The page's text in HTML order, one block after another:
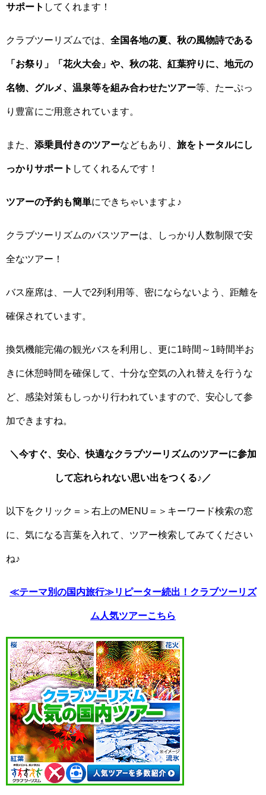
サポート してくれます！
クラブツーリズムでは、 全国各地の夏、秋の風物詩である
「お祭り」「花火大会」や、秋の花、紅葉狩りに、地元の
名物、グルメ、温泉等を組み合わせたツアー等、たーぷっ
り豊富にご用意されています。
また、 添乗員付きのツアーなどもあり、 旅をトータルにし
っかりサポート してくれるんです！
ツアーの予約も簡単にできちゃいますよ♪
クラブツーリズムのバスツアーは、しっかり人数制限で安
全なツアー！
バス座席は、一人で2列利用等、密にならないよう、距離を
確保されています。
換気機能完備の観光バスを利用し、更に1時間～1時間半お
きに休憩時間を確保して、十分な空気の入れ替えを行うな
ど、感染対策もしっかり行われていますので、安心して参
加できますね。
＼今すぐ、安心、快適なクラブツーリズムのツアーに参加
して忘れられない思い出をつくる♪／
以下をクリック＝＞右上のMENU＝＞キーワード検索の窓
に、気になる言葉を入れて、ツアー検索してみてください
ね♪
≪テーマ別の国内旅行≫リピーター続出！クラブツーリズ
ム人気ツアーこちら